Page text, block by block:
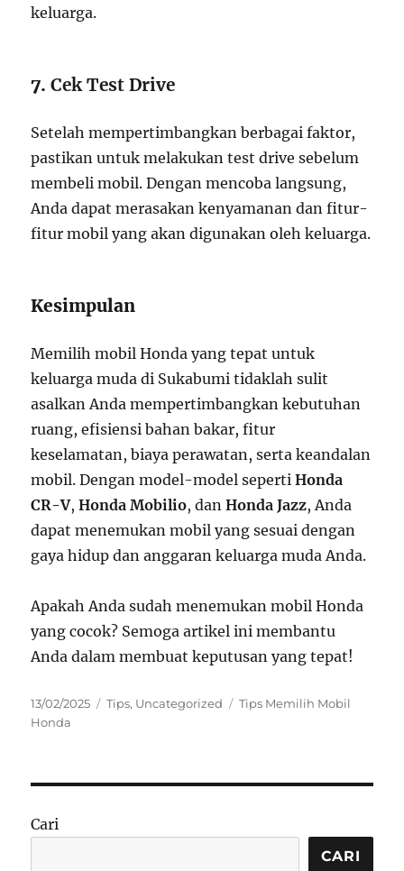
keluarga.
7.Cek Test Drive
Setelah mempertimbangkan berbagai faktor,
pastikan untuk melakukan test drive sebelum
membeli mobil. Dengan mencoba langsung,
Anda dapat merasakan kenyamanan dan fitur-
fitur mobil yang akan digunakan oleh keluarga.
Kesimpulan
Memilih mobil Honda yang tepat untuk
keluarga muda di Sukabumi tidaklah sulit
asalkan Anda mempertimbangkan kebutuhan
ruang, efisiensi bahan bakar, fitur
keselamatan, biaya perawatan, serta keandalan
mobil. Dengan model-model sepertiHonda
CR-V,Honda Mobilio, danHonda Jazz, Anda
dapat menemukan mobil yang sesuai dengan
gaya hidup dan anggaran keluarga muda Anda.
Apakah Anda sudah menemukan mobil Honda
yang cocok? Semoga artikel ini membantu
Anda dalam membuat keputusan yang tepat!
Posted
on
13/02/2025 Categories
Tips, Uncategorized Tags
Tips Memilih Mobil
Honda
Cari
CARI